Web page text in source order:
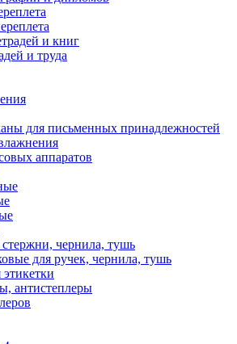
и книг
и труда
для письменных принадлежностей
аппаратов
чернила, тушь
для ручек, чернила, тушь
антистеплеры